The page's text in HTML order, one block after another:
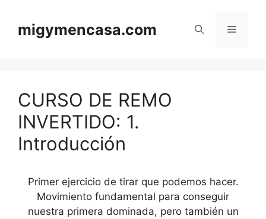
contenido
migymencasa.com Menú
CURSO DE REMO
INVERTIDO: 1.
Introducción
Primer ejercicio de tirar que podemos hacer.
Movimiento fundamental para conseguir
nuestra primera dominada, pero también un